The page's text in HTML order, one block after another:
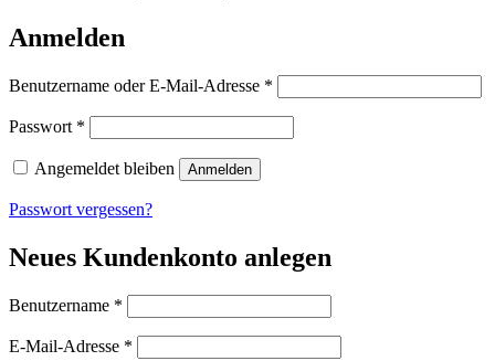
Anmelden
Benutzername oder E-Mail-Adresse *
Passwort *
Angemeldet bleiben Anmelden
Passwort vergessen?
Neues Kundenkonto anlegen
Benutzername *
E-Mail-Adresse *